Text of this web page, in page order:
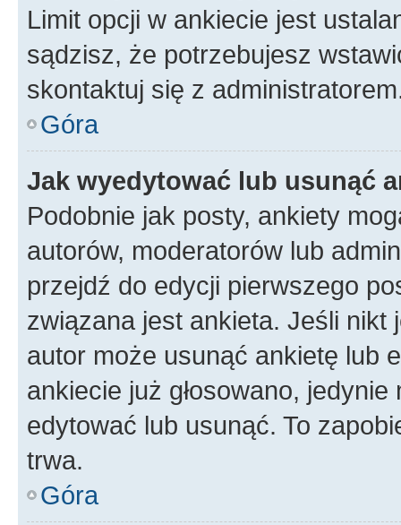
Limit opcji w ankiecie jest
sądzisz, że potrzebujesz
skontaktuj się z
Góra
Jak wyedytować lub usunąć
Podobnie jak posty, ankiety
autorów, moderatorów lub
przejdź do edycji pierwszego
związana jest ankieta. Jeśli nikt
autor może usunąć ankietę lub
ankiecie już głosowano,
edytować lub usunąć. To
trwa.
Góra